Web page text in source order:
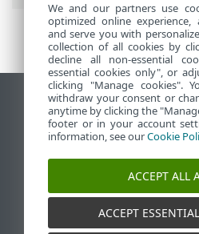
Ver sitio para ordenador
End of Life
Base de conocimiento de
Foro de ESET
ESET Status Portal
Soporte técnico regional
We and our partners use
optimized online
and serve you with
collection of all cookies by
decline all non-essential
essential cookies only", or
clicking "Manage cookies".
withdraw your consent or
anytime by clicking the
footer or in your account
information, see ourCookie
ACCEPT ALL
ACCEPT